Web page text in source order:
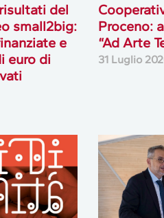
del
small2big:
e
euro di
Proceno:
“Ad Arte
31 Luglio